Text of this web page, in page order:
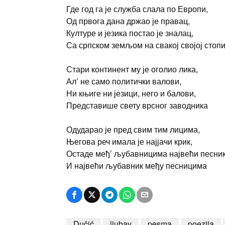
Где год га је служба слала по Европи,
Од првога дана држао је правац,
Културе и језика постао је зналац,
Са српском земљом на свакој својој стопи
Стари континент му је оголио лика,
Ал’ не само политички валови,
Ни књиге ни језици, него и балови,
Представише свету врсног заводника
Одударао је пред свим тим лицима,
Његова реч имала је најјачи крик,
Остаде међ’ љубавницима највећи
И највећи љубавник међу песницима